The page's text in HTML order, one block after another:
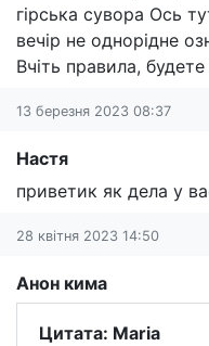
гірська сувора Ось
вечір не однорідне
Вчіть правила, будете
13 березня 2023 08:37
Настя
приветик як дела у
28 квітня 2023 14:50
Анон кима
Цитата: Maria